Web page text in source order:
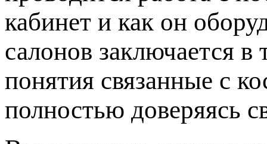
кабинет и как он
салонов заключается
понятия связанные с
полностью доверяясь